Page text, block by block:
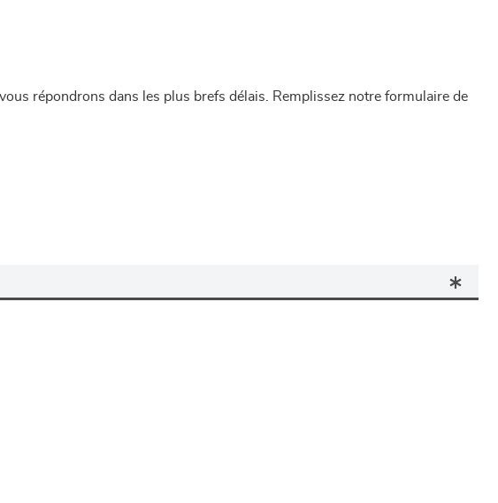
répondrons dans les plus brefs délais. Remplissez notre formulaire de